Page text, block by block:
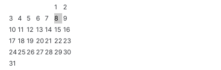
1
2
3
4 5 6 7 8
9
10 11 12 13 14 15 16
17 18 19 2021 22 23
2425 26 27 28 2930
31